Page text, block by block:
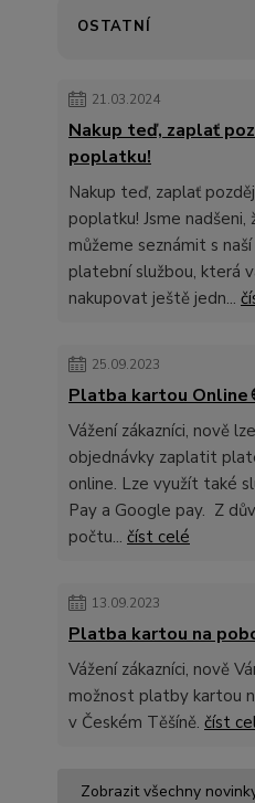
OSTATNÍ
21.03.2024
Nakup teď, zaplať
poplatku!
Nakup teď, zaplať
poplatku! Jsme nadšeni,
můžeme seznámit s
platební službou, která
nakupovat ještě jedn...
25.09.2023
Platba kartou Online
Vážení zákazníci, nově
objednávky zaplatit
online. Lze využít také
Pay a Google pay. Z
počtu... číst celé
13.09.2023
Platba kartou na
Vážení zákazníci, nově
možnost platby kartou
v Českém Těšíně. číst
Zobrazit všechny